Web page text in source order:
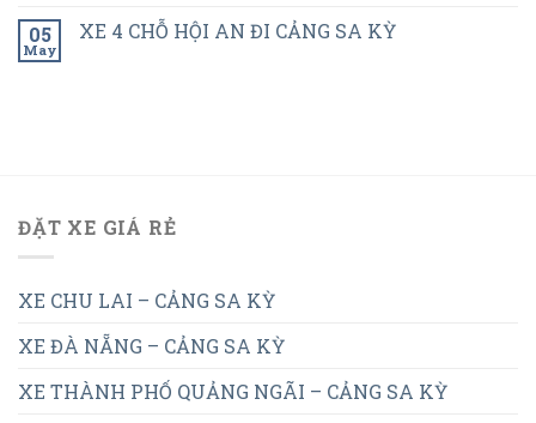
05
May
XE 4 CHỖ HỘI AN ĐI CẢNG SA KỲ
ĐẶT XE GIÁ RẺ
XE CHU LAI – CẢNG SA KỲ
XE ĐÀ NẴNG – CẢNG SA KỲ
XE THÀNH PHỐ QUẢNG NGÃI – CẢNG SA KỲ